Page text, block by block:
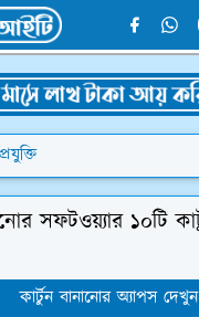
সফটওয়্যার ১০টি
কার্টুন বানানোর অ্যাপস দেখুন